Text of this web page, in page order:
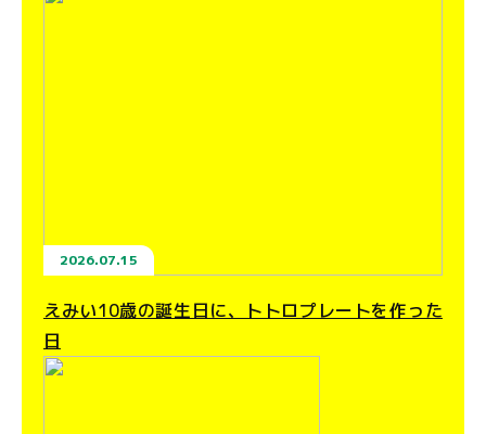
2026.07.15
えみい10歳の誕生日に、トトロプレートを作った
日